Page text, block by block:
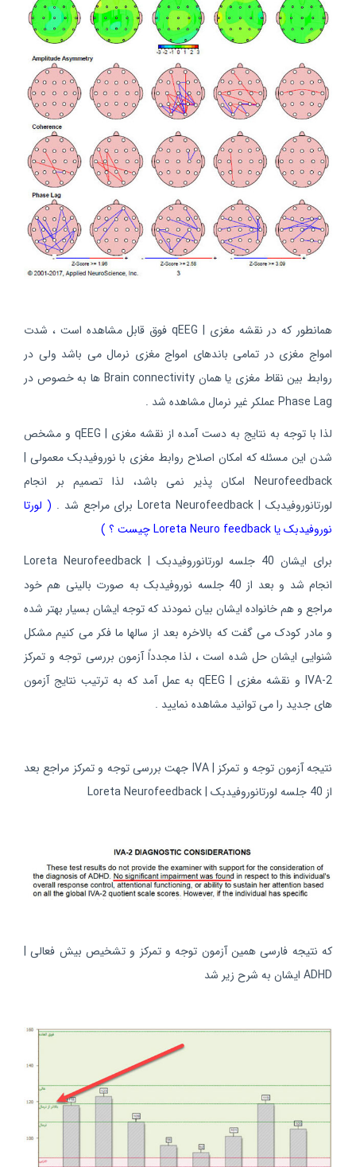
همانطور که در نقشه مغزی | qEEG فوق قابل مشاهده است ، شدت
امواج مغزی در تمامی باندهای امواج مغزی نرمال می باشد ولی در
روابط بین نقاط مغزی یا همان Brain connectivity ها به خصوص در
Phase Lag عملکر غیر نرمال مشاهده شد .
لذا با توجه به نتایج به دست آمده از نقشه مغزی | qEEG و مشخص
شدن این مسئله که امکان اصلاح روابط مغزی با نوروفیدبک معمولی |
Neurofeedback امکان پذیر نمی باشد، لذا تصمیم بر انجام
لورتانوروفیدبک | Loreta Neurofeedback برای مراجع شد .
( لورتا
نوروفیدبک یا Loreta Neuro feedback چیست ؟ )
برای ایشان 40 جلسه لورتانوروفیدبک | Loreta Neurofeedback
انجام شد و بعد از 40 جلسه نوروفیدبک به صورت بالینی هم خود
مراجع و هم خانواده ایشان بیان نمودند که توجه ایشان بسیار بهتر شده
و مادر کودک می گفت که بالاخره بعد از سالها ما فکر می کنیم مشکل
شنوایی ایشان حل شده است ، لذا مجدداً آزمون بررسی توجه و تمرکز
IVA-2 و نقشه مغزی | qEEG به عمل آمد که به ترتیب نتایج آزمون
های جدید را می توانید مشاهده نمایید .
نتیجه آزمون توجه و تمرکز | IVA جهت بررسی توجه و تمرکز مراجع بعد
از 40 جلسه لورتانوروفیدبک | Loreta Neurofeedback
که نتیجه فارسی همین آزمون توجه و تمرکز و تشخیص بیش فعالی |
ADHD ایشان به شرح زیر شد